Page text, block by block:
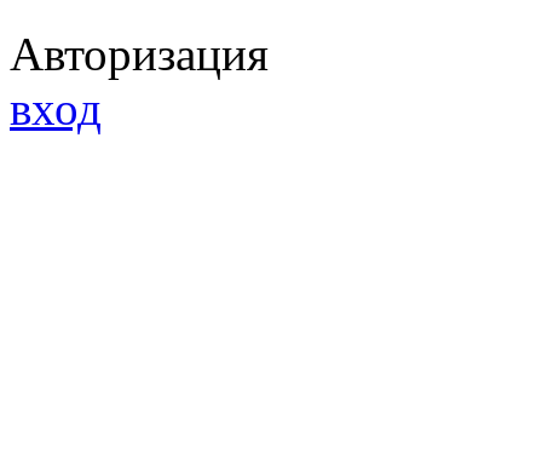
Авторизация
вход